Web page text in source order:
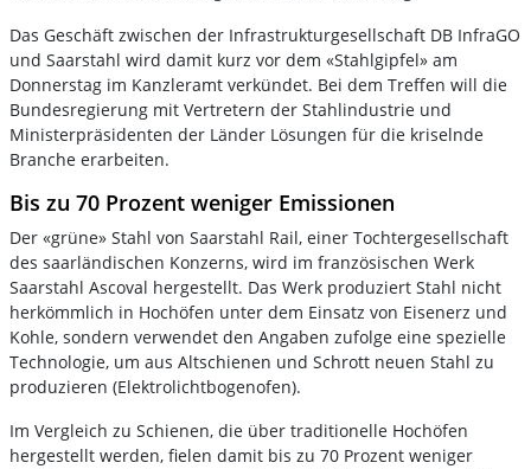
Das Geschäft zwischen der Infrastrukturgesellschaft DB InfraGO
und Saarstahl wird damit kurz vor dem «Stahlgipfel» am
Donnerstag im Kanzleramt verkündet. Bei dem Treffen will die
Bundesregierung mit Vertretern der Stahlindustrie und
Ministerpräsidenten der Länder Lösungen für die kriselnde
Branche erarbeiten.
Bis zu 70 Prozent weniger Emissionen
Der «grüne» Stahl von Saarstahl Rail, einer Tochtergesellschaft
des saarländischen Konzerns, wird im französischen Werk
Saarstahl Ascoval hergestellt. Das Werk produziert Stahl nicht
herkömmlich in Hochöfen unter dem Einsatz von Eisenerz und
Kohle, sondern verwendet den Angaben zufolge eine spezielle
Technologie, um aus Altschienen und Schrott neuen Stahl zu
produzieren (Elektrolichtbogenofen).
Im Vergleich zu Schienen, die über traditionelle Hochöfen
hergestellt werden, fielen damit bis zu 70 Prozent weniger